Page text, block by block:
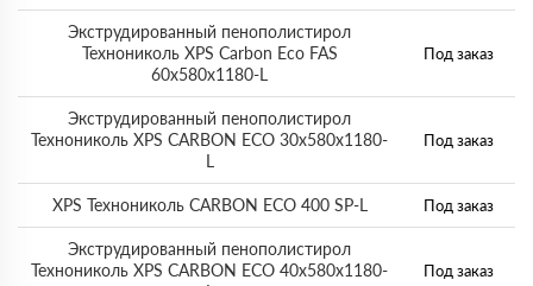
Экструдированный пенополистирол
Технониколь XPS Carbon Eco FAS
60х580х1180-L
Под заказ
Экструдированный пенополистирол
Технониколь XPS CARBON ECO 30х580х1180-
L
Под заказ
XPS Технониколь CARBON ECO 400 SP-L Под заказ
Экструдированный пенополистирол
Технониколь XPS CARBON ECO 40х580х1180-
Под заказ